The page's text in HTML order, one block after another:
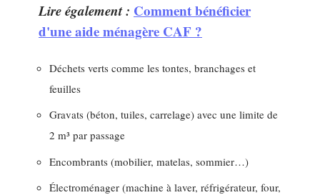
Lire également : Comment bénéficier
d'une aide ménagère CAF ?
Déchets verts comme les tontes, branchages et
feuilles
Gravats (béton, tuiles, carrelage) avec une limite de
2 m³ par passage
Encombrants (mobilier, matelas, sommier…)
Électroménager (machine à laver, réfrigérateur, four,